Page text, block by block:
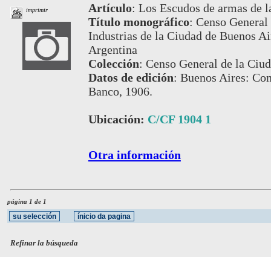
imprimir Artículo: Los Escudos de armas de
Título monográfico: Censo
Industrias de la Ciudad de Buenos
Argentina
Colección: Censo General de la
Datos de edición: Buenos Aires:
Banco, 1906.
Ubicación: C/CF 1904 1
Otra información
página 1 de 1
Refinar la búsqueda